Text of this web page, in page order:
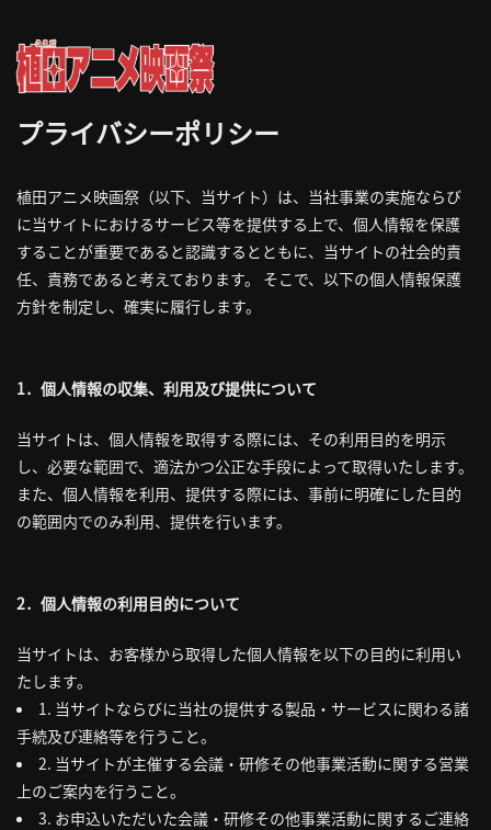
プライバシーポリシー
植田アニメ映画祭（以下、当サイト）は、当社事業の実施ならび
に当サイトにおけるサービス等を提供する上で、個人情報を保護
することが重要であると認識するとともに、当サイトの社会的責
任、責務であると考えております。 そこで、以下の個人情報保護
方針を制定し、確実に履行します。
1．個人情報の収集、利用及び提供について
当サイトは、個人情報を取得する際には、その利用目的を明示
し、必要な範囲で、適法かつ公正な手段によって取得いたします。
また、個人情報を利用、提供する際には、事前に明確にした目的
の範囲内でのみ利用、提供を行います。
2．個人情報の利用目的について
当サイトは、お客様から取得した個人情報を以下の目的に利用い
たします。
1. 当サイトならびに当社の提供する製品・サービスに関わる諸
手続及び連絡等を行うこと。
2. 当サイトが主催する会議・研修その他事業活動に関する営業
上のご案内を行うこと。
3. お申込いただいた会議・研修その他事業活動に関するご連絡